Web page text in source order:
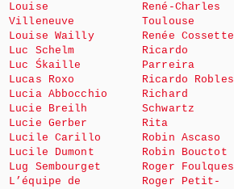
Louise
Villeneuve
Louise Wailly
Luc Schelm
Luc Śkaille
Lucas Roxo
Lucia Abbocchio
Lucie Breilh
Lucie Gerber
Lucile Carillo
Lucile Dumont
Lug Sembourget
L’équipe de
René-Charles
Toulouse
Renée Cossette
Ricardo
Parreira
Ricardo Robles
Richard
Schwartz
Rita
Robin Ascaso
Robin Bouctot
Roger Foulques
Roger Petit-